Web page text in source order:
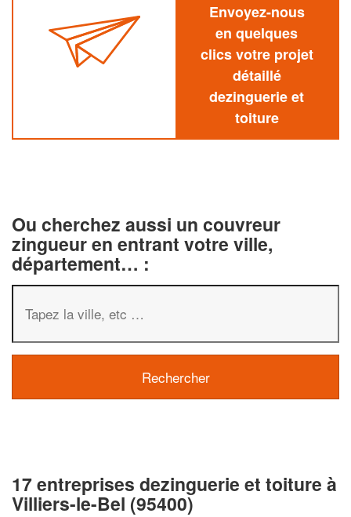
Envoyez-nous
en quelques
clics votre projet
détaillé
dezinguerie et
toiture
Ou cherchez aussi un couvreur
zingueur en entrant votre ville,
département… :
17 entreprises dezinguerie et toiture à
Villiers-le-Bel (95400)